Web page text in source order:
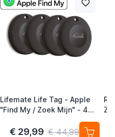
Lifemate Life Tag - Apple
"Find My / Zoek Mijn" - 4
Pack - AirTag Alternatief
€ 29,99 € 44,99